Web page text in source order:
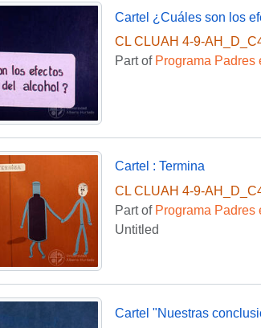
Cartel ¿Cuáles son los
CL CLUAH 4-9-
Part of Programa Padres
Cartel : Termina
CL CLUAH 4-9-
Part of Programa Padres
Untitled
Cartel "Nuestras